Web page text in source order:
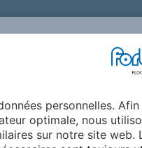
INSTALLATION &
ENTRETIEN
personnelles. Afin
optimale, nous
sur notre site web.